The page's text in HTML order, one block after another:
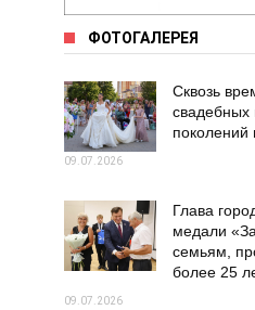
ФОТОГАЛЕРЕЯ
Сквозь
свадебных
поколений
09.07.2026
Глава
медали
семьям,
более 25
09.07.2026